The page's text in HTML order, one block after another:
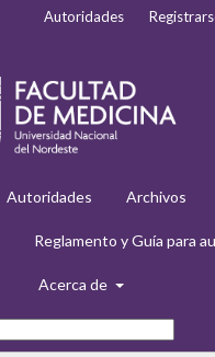
Autoridades Archivos
Reglamento y Guía para
Acerca de
Autoridades